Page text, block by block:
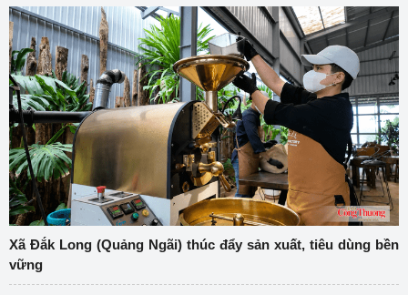
Xã Đắk Long (Quảng Ngãi) thúc đẩy sản xuất, tiêu dùng bền
vững